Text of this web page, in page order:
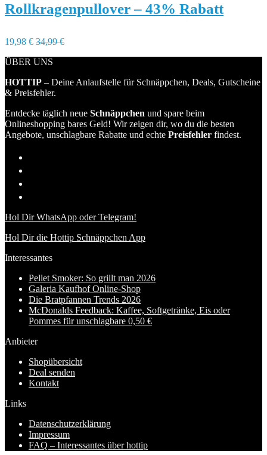
Rollkragenpullover – 43% Rabatt
19,98 € 34,99 €
ÜBER UNS
HOTTIP – Deine Anlaufstelle für Schnäppchen, Deals, Gutscheine
& Preisfehler.
Entdecke täglich neue Schnäppchen und spare beim
Onlineshopping bares Geld! Wir zeigen dir, wo du die besten
Angebote, unschlagbare Rabatte und echte Preisfehler findest.
Hol Dir WhatsApp oder Telegram!
Hol Dir die Hottip Schnäppchen App
Interessantes
Pellet Smoker: So grillt man 2026
Galeria Kaufhof Online-Shop
Die Bratpfannen Trends 2026
McDonalds Feedback: Kaffee, Softgetränke, Eis oder
Pommes für unschlagbare 0,50 €
Anbieter
Shopübersicht
Deal senden
Kontakt
Links
Datenschutzerklärung
Impressum
FAQ – Interessantes über hottip